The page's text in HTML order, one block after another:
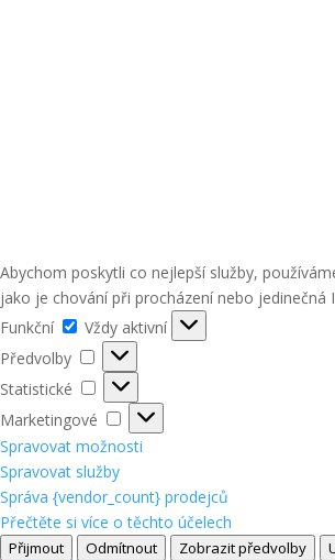
Abychom poskytli co nejlepší služby,
jako je chování při procházení nebo
Funkční
Funkční
Vždy aktivní
Předvolby
Předvolby
Statistické
Statistické
Marketingové
Marketingové
Spravovat možnosti
Spravovat služby
Správa {vendor_count} prodejců
Přečtěte si více o těchto účelech
Přijmout Odmítnout Zobrazit předvolby